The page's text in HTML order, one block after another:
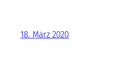
18. März 2020